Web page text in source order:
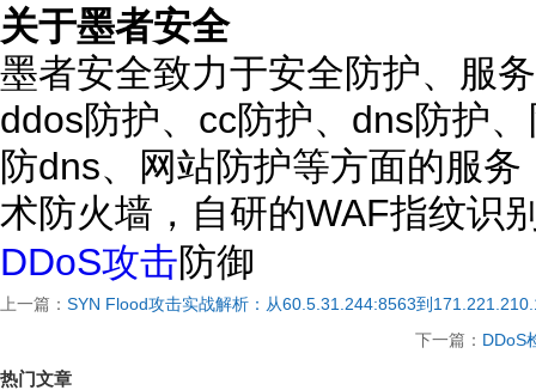
关于墨者安全
墨者安全致力于安全防护、服
ddos防护、cc防护、dns防护
防dns、网站防护等方面的服
术防火墙，自研的WAF指纹识
DDoS攻击防御
上一篇： SYN Flood攻击实战解析：从60.5.31.244:8563到
下一篇： DDoS
热门文章